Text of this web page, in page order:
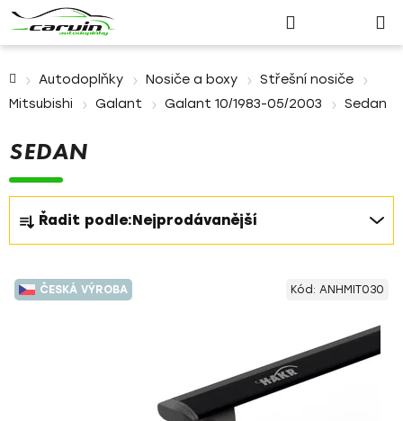
Přihlášení
košík
Autodoplňky Nosiče a boxy
Střešní nosiče
Mitsubishi
Galant Galant 10/1983-05/2003 Sedan
SEDAN
Ř
a
z
e
n
Řadit podle:Nejprodávanější
V
ý
ČESKÁ VÝROBA Kód: ANHMIT030